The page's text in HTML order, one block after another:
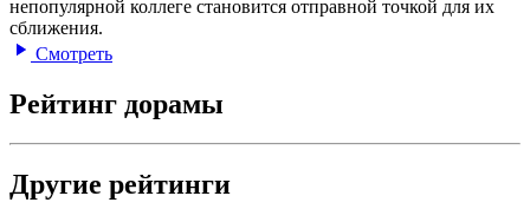
непопулярной коллеге становится отправной точкой для их
сближения.
Смотреть
Рейтинг дорамы
Другие рейтинги